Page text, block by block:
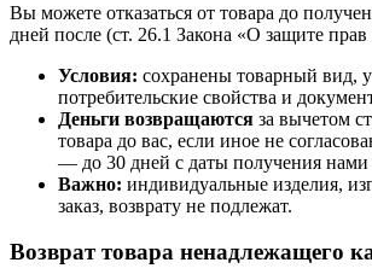
Вы можете отказаться от товара до
дней после (ст. 26.1 Закона «О защите прав
Условия: сохранены товарный вид,
потребительские свойства и
Деньги возвращаются за вычетом
товара до вас, если иное не
— до 30 дней с даты получения нами
Важно: индивидуальные изделия,
заказ, возврату не подлежат.
Возврат товара ненадлежащего